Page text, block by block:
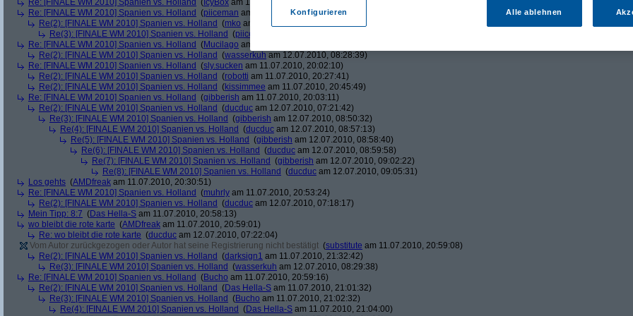
Re: [FINALE WM 2010] Spanien vs. Holland ( IcyBox am 11.07.2010, 17:22:38)
Re: [FINALE WM 2010] Spanien vs. Holland (piiceman am 11.07.2010, 17:42:05)
Re(2): [FINALE WM 2010] Spanien vs. Holland (mko am 11.07.2010, 17:45:00)
Re(3): [FINALE WM 2010] Spanien vs. Holland (piiceman
Re: [FINALE WM 2010] Spanien vs. Holland (Mucilago am 11.07.2010, 19:16:01)
Re(2): [FINALE WM 2010] Spanien vs. Holland (wasserkuh am 12.07.2010, 08:28:39)
Re: [FINALE WM 2010] Spanien vs. Holland (sly.sucken am 11.07.2010, 20:02:10)
Re(2): [FINALE WM 2010] Spanien vs. Holland (robotti am 11.07.2010, 20:27:41)
Re(2): [FINALE WM 2010] Spanien vs. Holland (kissimmee am 11.07.2010, 20:45:49)
Re: [FINALE WM 2010] Spanien vs. Holland (gibberish am 11.07.2010, 20:03:11)
Re(2): [FINALE WM 2010] Spanien vs. Holland (ducduc am 12.07.2010, 07:21:42)
Re(3): [FINALE WM 2010] Spanien vs. Holland (gibberish am 12.07.2010, 08:50:32)
Re(4): [FINALE WM 2010] Spanien vs. Holland (ducduc am 12.07.2010, 08:57:13)
Re(5): [FINALE WM 2010] Spanien vs. Holland (gibberish am 12.07.2010, 08:58:40)
Re(6): [FINALE WM 2010] Spanien vs. Holland (ducduc am 12.07.2010, 08:59:58)
Re(7): [FINALE WM 2010] Spanien vs. Holland (gibberish am 12.07.2010, 09:02:22)
Re(8): [FINALE WM 2010] Spanien vs. Holland (ducduc am 12.07.2010, 09:05:31)
Los gehts (AMDfreak am 11.07.2010, 20:30:51)
Re: [FINALE WM 2010] Spanien vs. Holland (muhrly am 11.07.2010, 20:53:24)
Re(2): [FINALE WM 2010] Spanien vs. Holland (ducduc am 12.07.2010, 07:18:17)
Mein Tipp: 8:7 (Das Hella-S am 11.07.2010, 20:58:13)
wo bleibt die rote karte (AMDfreak am 11.07.2010, 20:59:01)
Re: wo bleibt die rote karte (ducduc am 12.07.2010, 07:22:04)
Vom Autor zurückgezogen oder Autor hat seine Registrierung nicht bestätigt (substitute am 11.07.2010, 20:59:08)
Re(2): [FINALE WM 2010] Spanien vs. Holland (darksign1 am 11.07.2010, 21:32:42)
Re(3): [FINALE WM 2010] Spanien vs. Holland (wasserkuh am 12.07.2010, 08:29:38)
Re: [FINALE WM 2010] Spanien vs. Holland (Bucho am 11.07.2010, 20:59:16)
Re(2): [FINALE WM 2010] Spanien vs. Holland (Das Hella-S am 11.07.2010, 21:01:32)
Re(3): [FINALE WM 2010] Spanien vs. Holland (Bucho am 11.07.2010, 21:02:32)
Re(4): [FINALE WM 2010] Spanien vs. Holland (Das Hella-S am 11.07.2010, 21:04:00)
Konfigurieren Alle ablehnen